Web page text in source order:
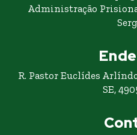
Administração
R. Pastor Euclídes
SE,